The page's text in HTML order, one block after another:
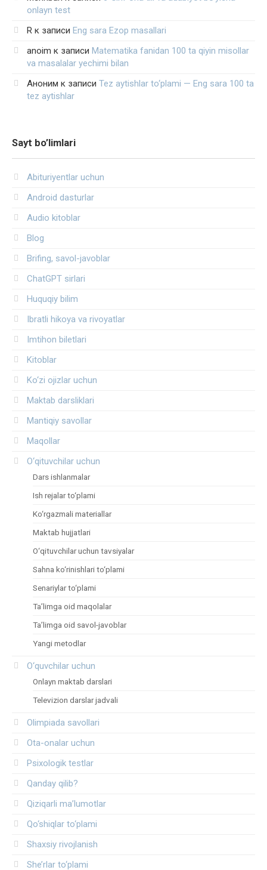
onlayn test
R к записи Eng sara Ezop masallari
anoim к записи Matematika fanidan 100 ta qiyin misollar
va masalalar yechimi bilan
Аноним к записи Tez aytishlar to‘plami — Eng sara 100 ta
tez aytishlar
Sayt bo’limlari
Abituriyentlar uchun
Android dasturlar
Audio kitoblar
Blog
Brifing, savol-javoblar
ChatGPT sirlari
Huquqiy bilim
Ibratli hikoya va rivoyatlar
Imtihon biletlari
Kitoblar
Ko‘zi ojizlar uchun
Maktab darsliklari
Mantiqiy savollar
Maqollar
O‘qituvchilar uchun
Dars ishlanmalar
Ish rejalar to‘plami
Ko‘rgazmali materiallar
Maktab hujjatlari
O‘qituvchilar uchun tavsiyalar
Sahna ko‘rinishlari to‘plami
Senariylar to‘plami
Ta’limga oid maqolalar
Ta’limga oid savol-javoblar
Yangi metodlar
O‘quvchilar uchun
Onlayn maktab darslari
Televizion darslar jadvali
Olimpiada savollari
Ota-onalar uchun
Psixologik testlar
Qanday qilib?
Qiziqarli ma’lumotlar
Qo‘shiqlar to‘plami
Shaxsiy rivojlanish
She’rlar to‘plami